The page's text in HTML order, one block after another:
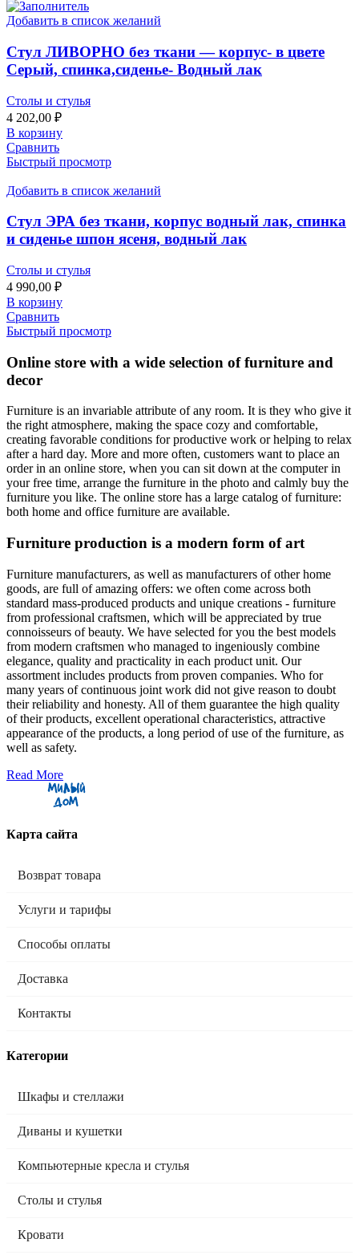
Добавить в список желаний
Стул ЛИВОРНО без ткани — корпус- в цвете
Серый, спинка,сиденье- Водный лак
Столы и стулья
4 202,00 ₽
В корзину
Сравнить
Быстрый просмотр
Добавить в список желаний
Стул ЭРА без ткани, корпус водный лак, спинка
и сиденье шпон ясеня, водный лак
Столы и стулья
4 990,00 ₽
В корзину
Сравнить
Быстрый просмотр
Online store with a wide selection of furniture and
decor
Furniture is an invariable attribute of any room. It is they who give it
the right atmosphere, making the space cozy and comfortable,
creating favorable conditions for productive work or helping to relax
after a hard day. More and more often, customers want to place an
order in an online store, when you can sit down at the computer in
your free time, arrange the furniture in the photo and calmly buy the
furniture you like. The online store has a large catalog of furniture:
both home and office furniture are available.
Furniture production is a modern form of art
Furniture manufacturers, as well as manufacturers of other home
goods, are full of amazing offers: we often come across both
standard mass-produced products and unique creations - furniture
from professional craftsmen, which will be appreciated by true
connoisseurs of beauty. We have selected for you the best models
from modern craftsmen who managed to ingeniously combine
elegance, quality and practicality in each product unit. Our
assortment includes products from proven companies. Who for
many years of continuous joint work did not give reason to doubt
their reliability and honesty. All of them guarantee the high quality
of their products, excellent operational characteristics, attractive
appearance of the products, a long period of use of the furniture, as
well as safety.
Read More
Карта сайта
Возврат товара
Услуги и тарифы
Способы оплаты
Доставка
Контакты
Категории
Шкафы и стеллажи
Диваны и кушетки
Компьютерные кресла и стулья
Столы и стулья
Кровати